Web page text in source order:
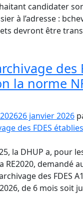
candidater
à l’adresse :
devront être
des
la norme
26 janvier 2026
la DHUP a, pour
RE2020, demandé
des FDES
de 6 mois soit